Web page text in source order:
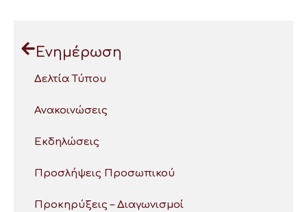
Ενημέρωση
Δελτία Τύπου
Ανακοινώσεις
Εκδηλώσεις
Προσλήψεις Προσωπικού
Προκηρύξεις – Διαγωνισμοί